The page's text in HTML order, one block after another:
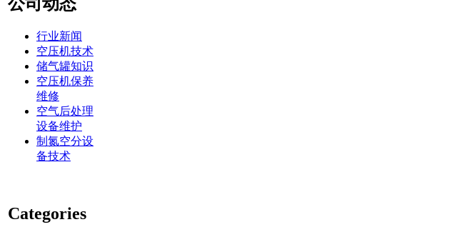
行业新闻
空压机技术
储气罐知识
空压机保养
维修
空气后处理
设备维护
制氮空分设
备技术
Categories